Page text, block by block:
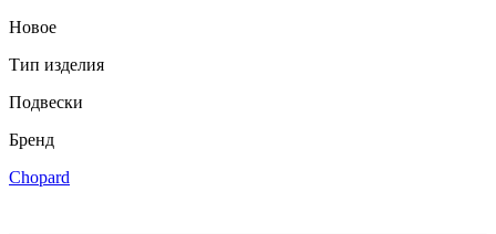
Новое
Тип изделия
Подвески
Бренд
Chopard